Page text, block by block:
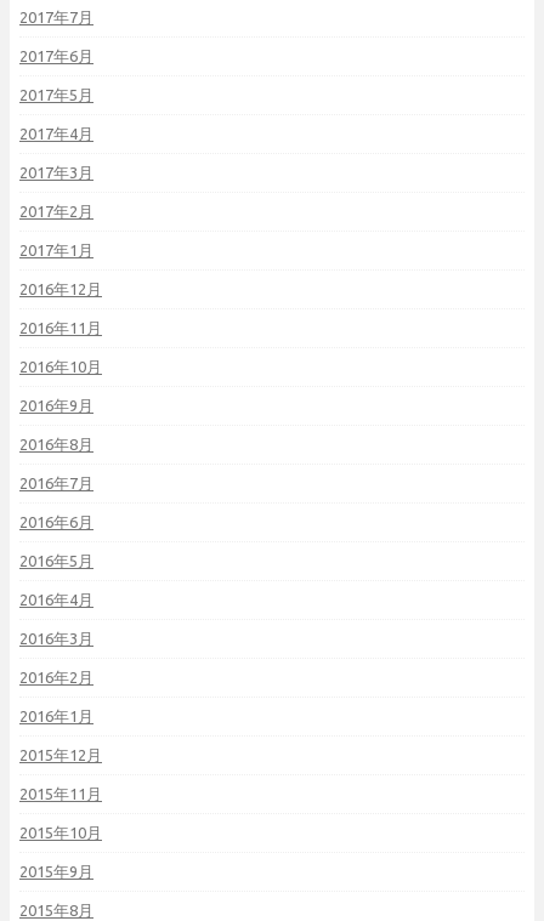
2017年7月
2017年6月
2017年5月
2017年4月
2017年3月
2017年2月
2017年1月
2016年12月
2016年11月
2016年10月
2016年9月
2016年8月
2016年7月
2016年6月
2016年5月
2016年4月
2016年3月
2016年2月
2016年1月
2015年12月
2015年11月
2015年10月
2015年9月
2015年8月